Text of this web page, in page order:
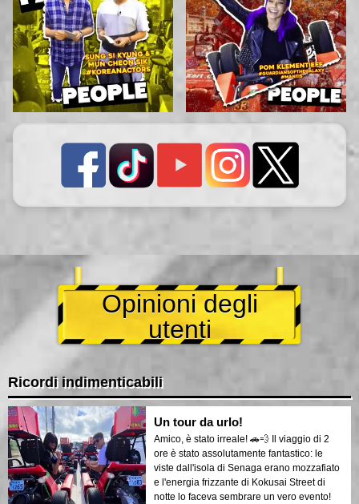
Opinioni degli
utenti
Ricordi indimenticabili
Un tour da urlo!
Amico, è stato irreale! 🚗💨 Il viaggio di 2
ore è stato assolutamente fantastico: le
viste dall'isola di Senaga erano mozzafiato
e l'energia frizzante di Kokusai Street di
notte lo faceva sembrare un vero evento!